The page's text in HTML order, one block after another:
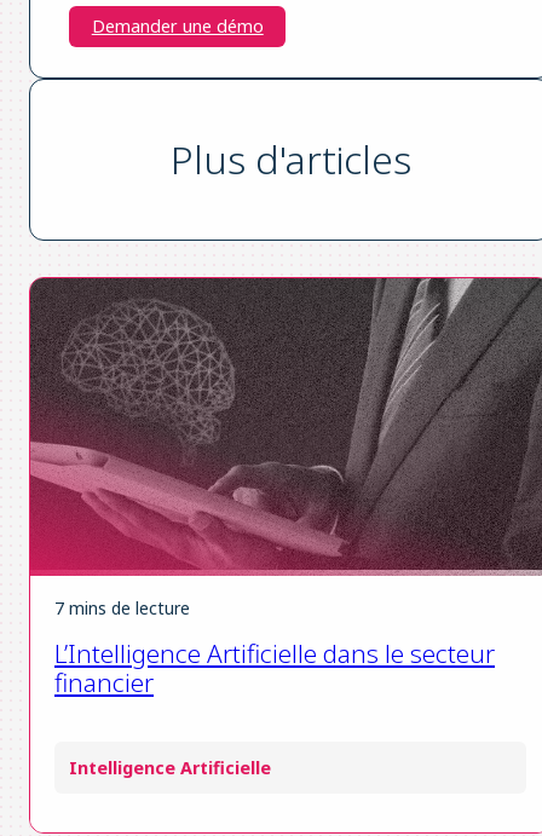
Demander une démo
Plus d'articles
7 mins de lecture
L’Intelligence Artificielle dans le secteur
financier
Intelligence Artificielle